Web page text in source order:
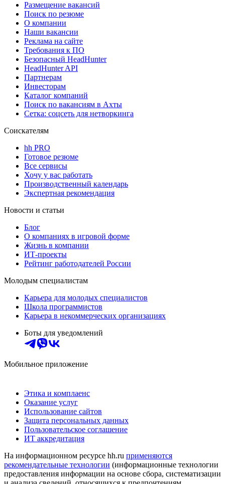
Размещение вакансий
Поиск по резюме
О компании
Наши вакансии
Реклама на сайте
Требования к ПО
Безопасный HeadHunter
HeadHunter API
Партнерам
Инвесторам
Каталог компаний
Поиск по вакансиям в Ахты
Сетка: соцсеть для нетворкинга
Соискателям
hh PRO
Готовое резюме
Все сервисы
Хочу у вас работать
Производственный календарь
Экспертная рекомендация
Новости и статьи
Блог
О компаниях в игровой форме
Жизнь в компании
ИТ-проекты
Рейтинг работодателей России
Молодым специалистам
Карьера для молодых специалистов
Школа программистов
Карьера в некоммерческих организациях
Боты для уведомлений
Мобильное приложение
Этика и комплаенс
Оказание услуг
Использование сайтов
Защита персональных данных
Пользовательское соглашение
ИТ аккредитация
На информационном ресурсе hh.ru применяются
рекомендательные технологии (информационные технологии
предоставления информации на основе сбора, систематизации